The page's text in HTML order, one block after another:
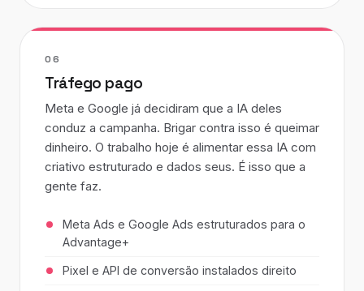
06
Tráfego pago
Meta e Google já decidiram que a IA deles
conduz a campanha. Brigar contra isso é queimar
dinheiro. O trabalho hoje é alimentar essa IA com
criativo estruturado e dados seus. É isso que a
gente faz.
Meta Ads e Google Ads estruturados para o
Advantage+
Pixel e API de conversão instalados direito